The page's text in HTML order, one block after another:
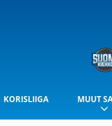
KORISLIIGA MUUT